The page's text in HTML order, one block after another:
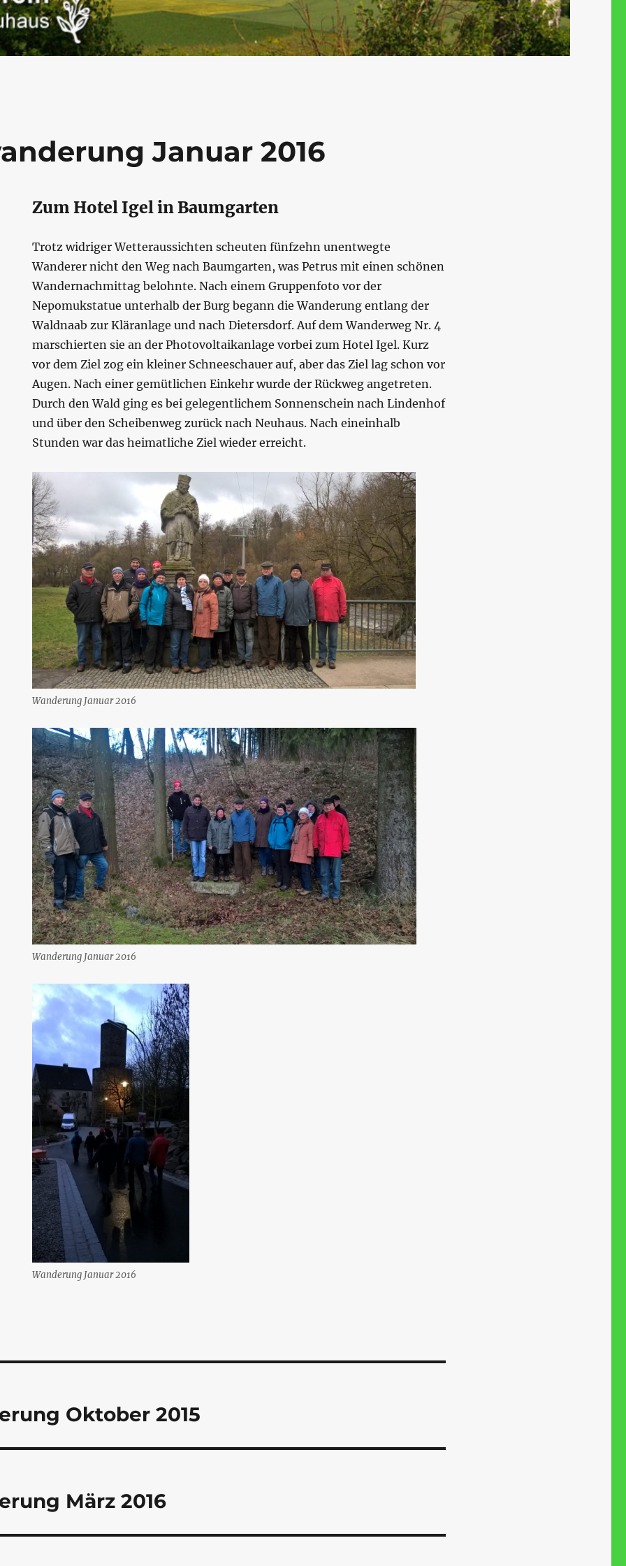
Januar 2016
Zum Hotel Igel in Baumgarten
Trotz widriger Wetteraussichten scheuten fünfzehn unentwegte
Wanderer nicht den Weg nach Baumgarten, was Petrus mit einen schönen
Wandernachmittag belohnte. Nach einem Gruppenfoto vor der
Nepomukstatue unterhalb der Burg begann die Wanderung entlang der
Waldnaab zur Kläranlage und nach Dietersdorf. Auf dem Wanderweg Nr. 4
marschierten sie an der Photovoltaikanlage vorbei zum Hotel Igel. Kurz
vor dem Ziel zog ein kleiner Schneeschauer auf, aber das Ziel lag schon vor
Augen. Nach einer gemütlichen Einkehr wurde der Rückweg angetreten.
Durch den Wald ging es bei gelegentlichem Sonnenschein nach Lindenhof
und über den Scheibenweg zurück nach Neuhaus. Nach eineinhalb
Stunden war das heimatliche Ziel wieder erreicht.
Wanderung Januar 2016
Wanderung Januar 2016
Wanderung Januar 2016
Oktober 2015
März 2016